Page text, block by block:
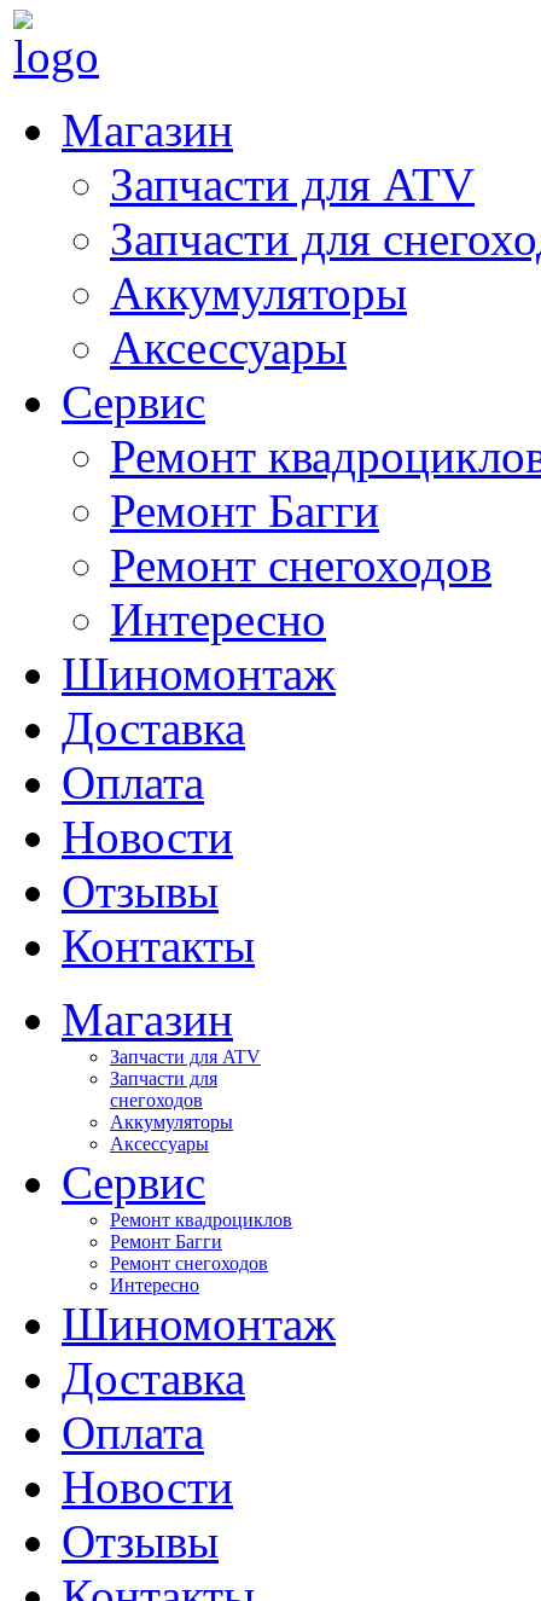
Магазин
Запчасти для ATV
Запчасти для
Аккумуляторы
Аксессуары
Сервис
Ремонт
Ремонт Багги
Ремонт снегоходов
Интересно
Шиномонтаж
Доставка
Оплата
Новости
Отзывы
Контакты
Магазин
Запчасти для ATV
Запчасти для
снегоходов
Аккумуляторы
Аксессуары
Сервис
Ремонт квадроциклов
Ремонт Багги
Ремонт снегоходов
Интересно
Шиномонтаж
Доставка
Оплата
Новости
Отзывы